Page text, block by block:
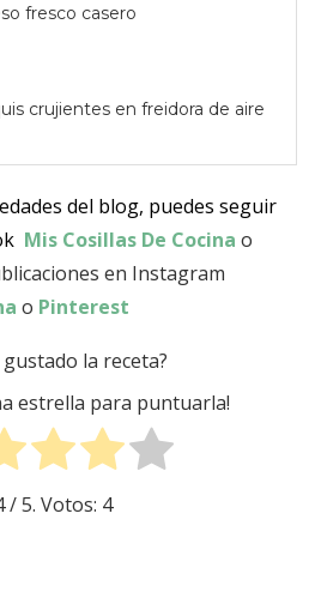
fresco casero
crujientes en freidora de aire
del blog, puedes seguir
Mis Cosillas De Cocina o
en Instagram
o Pinterest
la receta?
estrella para puntuarla!
/ 5. Votos: 4